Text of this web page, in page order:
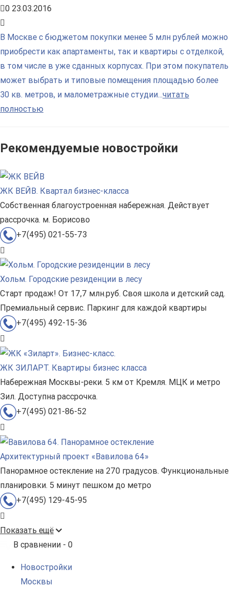
0 23.03.2016
В Москве с бюджетом покупки менее 5 млн рублей можно
приобрести как апартаменты, так и квартиры с отделкой,
в том числе в уже сданных корпусах. При этом покупатель
может выбрать и типовые помещения площадью более
30 кв. метров, и малометражные студии...читать
полностью
Рекомендуемые новостройки
ЖК ВЕЙВ. Квартал бизнес-класса
Собственная благоустроенная набережная. Действует
рассрочка. м. Борисово
+7(495) 021-55-73
Хольм. Городские резиденции в лесу
Старт продаж! От 17,7 млн.руб. Своя школа и детский сад.
Премиальный сервис. Паркинг для каждой квартиры
+7(495) 492-15-36
ЖК ЗИЛАРТ. Квартиры бизнес класса
Набережная Москвы-реки. 5 км от Кремля. МЦК и метро
Зил. Доступна рассрочка.
+7(495) 021-86-52
Архитектурный проект «Вавилова 64»
Панорамное остекление на 270 градусов. Функциональные
планировки. 5 минут пешком до метро
+7(495) 129-45-95
Показать ещё
В сравнении - 0
Новостройки
Москвы